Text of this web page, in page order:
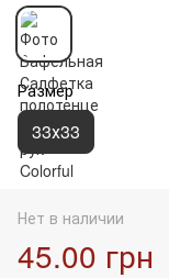
Размер
33х33
Нет в наличии
45.00 грн